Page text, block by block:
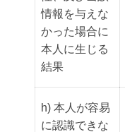
情報を与えな
かった場合に
本人に生じる
結果
h) 本人が容易
に認識できな